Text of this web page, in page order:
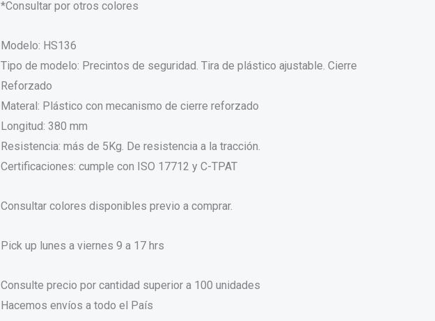
*Consultar por otros colores
Modelo: HS136
Tipo de modelo: Precintos de seguridad. Tira de plástico ajustable. Cierre
Reforzado
Materal: Plástico con mecanismo de cierre reforzado
Longitud: 380 mm
Resistencia: más de 5Kg. De resistencia a la tracción.
Certificaciones: cumple con ISO 17712 y C-TPAT
Consultar colores disponibles previo a comprar.
Pick up lunes a viernes 9 a 17 hrs
Consulte precio por cantidad superior a 100 unidades
Hacemos envíos a todo el País